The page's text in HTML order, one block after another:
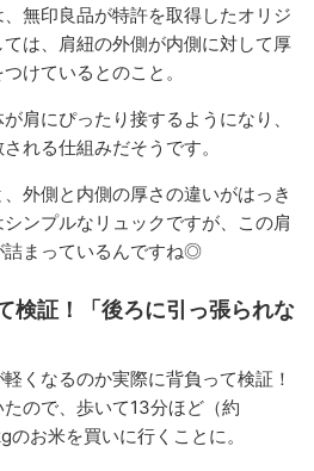
無印良品が特許を取得したオリジ
は、肩紐の外側が内側に対して厚
けているとのこと。
肩にぴったり接するようになり、
れる仕組みだそうです。
外側と内側の厚さの違いがはっき
ンプルなリュックですが、この肩
詰まっているんですね◎
検証！「後ろに引っ張られな
くなるのか実際に背負って検証！
ので、歩いて13分ほど（約
お米を買いに行くことに。